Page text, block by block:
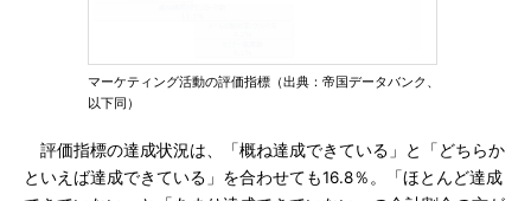
マーケティング活動の評価指標（出典：帝国データバンク、
以下同）
評価指標の達成状況は、「概ね達成できている」と「どちらか
といえば達成できている」を合わせても16.8％。「ほとんど達成